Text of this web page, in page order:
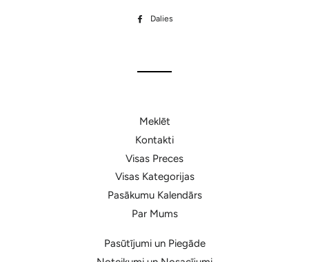
Dalies
Meklēt
Kontakti
Visas Preces
Visas Kategorijas
Pasākumu Kalendārs
Par Mums
Pasūtījumi un Piegāde